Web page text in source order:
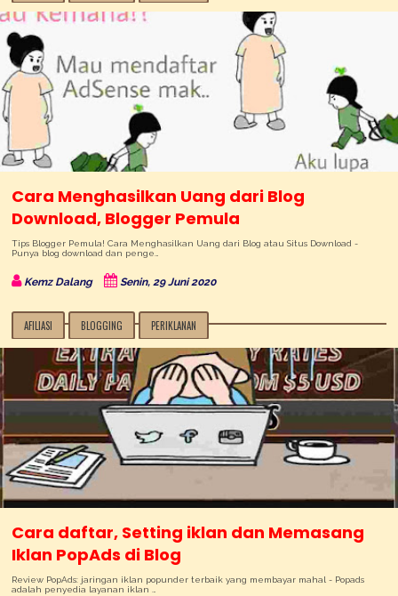
Cara Menghasilkan Uang dari Blog
Download, Blogger Pemula
Tips Blogger Pemula! Cara Menghasilkan Uang dari Blog atau Situs Download -
Punya blog download dan penge…
Kemz Dalang Senin, 29 Juni 2020
AFILIASI BLOGGING PERIKLANAN
Cara daftar, Setting iklan dan Memasang
Iklan PopAds di Blog
Review PopAds: jaringan iklan popunder terbaik yang membayar mahal - Popads
adalah penyedia layanan iklan …